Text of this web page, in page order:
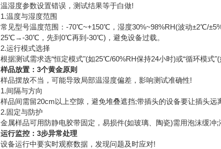
温湿度参数设置错误，测试结果等于白做!
1.温度与湿度范围
常见型号温度范围：-70℃~+150℃，湿度30%~98%RH(波动±2℃/
25℃→-30℃，先到0℃再到-30℃)，避免设备过载。
2.运行模式选择
根据测试需求选“恒定模式"(如25℃/60%RH保持24小时)或“循环模
样品放置：3个黄金原则
样品摆放不当，可能导致局部温湿度偏差，影响测试准确性!
1.间隔与方向
样品间需留20cm以上空隙，避免堆叠遮挡;带插头的设备要让插头
2.固定与防护
金属样品可用防静电胶带固定，易损件(如玻璃、陶瓷)需用泡沫缓冲
运行监控：3步异常处理
设备运行中要实时观察数据，发现问题及时应对!